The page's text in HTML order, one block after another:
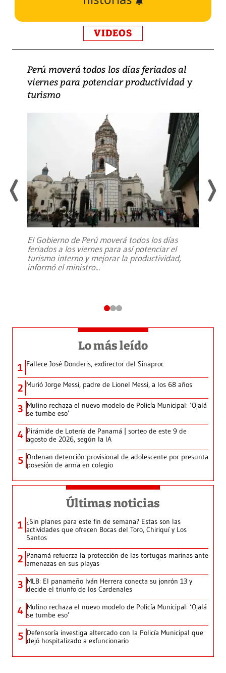
VIDEOS
Perú moverá todos los días feriados al
viernes para potenciar productividad y
turismo
El Gobierno de Perú moverá todos los días
feriados a los viernes para así potenciar el
turismo interno y mejorar la productividad,
informó el ministro...
Lo más leído
1 Fallece José Donderis, exdirector del Sinaproc
2 Murió Jorge Messi, padre de Lionel Messi, a los 68 años
3 Mulino rechaza el nuevo modelo de Policía Municipal: ‘Ojalá
se tumbe eso’
4 Pirámide de Lotería de Panamá | sorteo de este 9 de
agosto de 2026, según la IA
5 Ordenan detención provisional de adolescente por presunta
posesión de arma en colegio
Últimas noticias
1 ¿Sin planes para este fin de semana? Estas son las
actividades que ofrecen Bocas del Toro, Chiriquí y Los
Santos
2 Panamá refuerza la protección de las tortugas marinas ante
amenazas en sus playas
3 MLB: El panameño Iván Herrera conecta su jonrón 13 y
decide el triunfo de los Cardenales
4 Mulino rechaza el nuevo modelo de Policía Municipal: ‘Ojalá
se tumbe eso’
5 Defensoría investiga altercado con la Policía Municipal que
dejó hospitalizado a exfuncionario